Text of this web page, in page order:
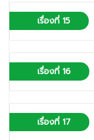
เรื่องที่ 15
เรื่องที่ 16
เรื่องที่ 17